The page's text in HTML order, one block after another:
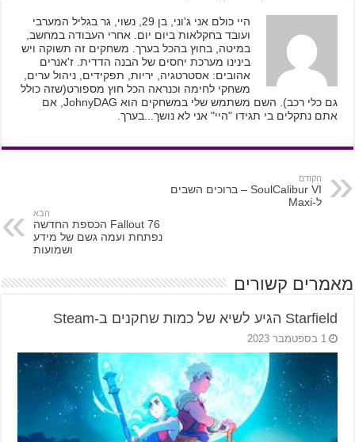
היי כולם אני ג'וני, בן 29, נשוי, גר בגליל המערבי
ועובד בחקלאות ביום יום. אחרי העבודה במחשב,
במיטה, בחוץ בהכל בערך. משחקים זה תשוקה ויש
בינינו מערכת יחסים של הבנה הדדית. ז'אנרים
אהובים: אסטרטגיה, יריות, תפקידים, ניהול ערים,
משחקי לחימה וכנראה הכל חוץ מספורט(שזה כולל
גם כלי רכב). השם משתמש שלי במשחקים הוא JohnyDAG, אם
אתם נתקלים בי תגידו "היי" אני לא נושך...בערך.
הקודם
SoulCalibur VI – ברוכים השבים
ל-Maxi
הבא
Fallout 76 הכספת החדשה
נפתחת ועמה גשם של מידע
ושמועות
מאמרים קשורים
Starfield הגיע לשיא של כמות שחקנים ב-Steam
1 בספטמבר 2023